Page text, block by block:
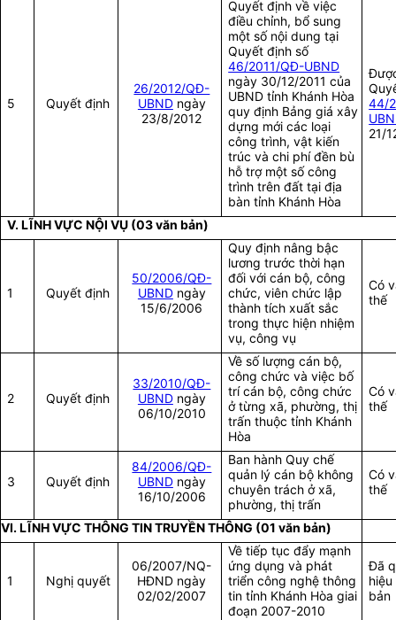
5 Quyết định
26/2012/QĐ-
UBNDngày
23/8/2012
Quyết định về việc
điều chỉnh, bổ sung
một số nội dung tại
Quyết định số
46/2011/QĐ-UBND
ngày 30/12/2011 của
UBND tỉnh Khánh Hòa
quy định Bảng giá xây
dựng mới các loại
công trình, vật kiến
trúc và chi phí đền bù
hỗ trợ một số công
trình trên đất tại địa
bàn tỉnh Khánh Hòa
44/
21/
V. LĨNH VỰC NỘI VỤ (03 văn bản)
1 Quyết định
50/2006/QĐ-
UBNDngày
15/6/2006
Quy định nâng bậc
lương trước thời hạn
đối với cán bộ, công
chức, viên chức lập
thành tích xuất sắc
trong thực hiện nhiệm
vụ, công vụ
Có
thế
2 Quyết định
33/2010/QĐ-
UBNDngày
06/10/2010
Về số lượng cán bộ,
công chức và việc bố
trí cán bộ, công chức
ở từng xã, phường, thị
trấn thuộc tỉnh Khánh
Hòa
Có
thế
3 Quyết định
84/2006/QĐ-
UBNDngày
16/10/2006
Ban hành Quy chế
quản lý cán bộ không
chuyên trách ở xã,
phường, thị trấn
Có
thế
VI. LĨNH VỰC THÔNG TIN TRUYỀN THÔNG (01 văn bản)
1 Nghị quyết
06/2007/NQ-
HĐND ngày
02/02/2007
Về tiếp tục đẩy mạnh
ứng dụng và phát
triển công nghệ thông
tin tỉnh Khánh Hòa giai
đoạn 2007-2010
Đã
bản